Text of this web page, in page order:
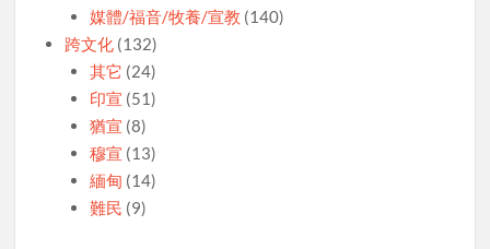
媒體/福音/牧養/宣教 (140)
跨文化 (132)
其它 (24)
印宣 (51)
猶宣 (8)
穆宣 (13)
緬甸 (14)
難民 (9)